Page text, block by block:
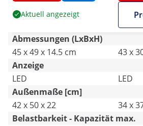
Aktuell angezeigt
Abmessungen (LxBxH)
45 x 49 x 14.5 cm
43 x
Anzeige
LED
LED
Außenmaße [cm]
42 x 50 x 22
34 x
Belastbarkeit - Kapazität max.